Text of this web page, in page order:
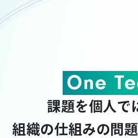
One
課題を個人で
組織の仕組みの問